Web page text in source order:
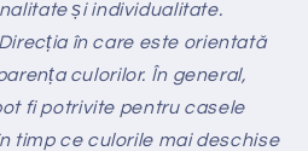
și individualitate.
în care este orientată
culorilor. În general,
fi potrivite pentru casele
timp ce culorile mai deschise